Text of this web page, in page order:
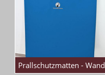
Prallschutzmatten - Wand